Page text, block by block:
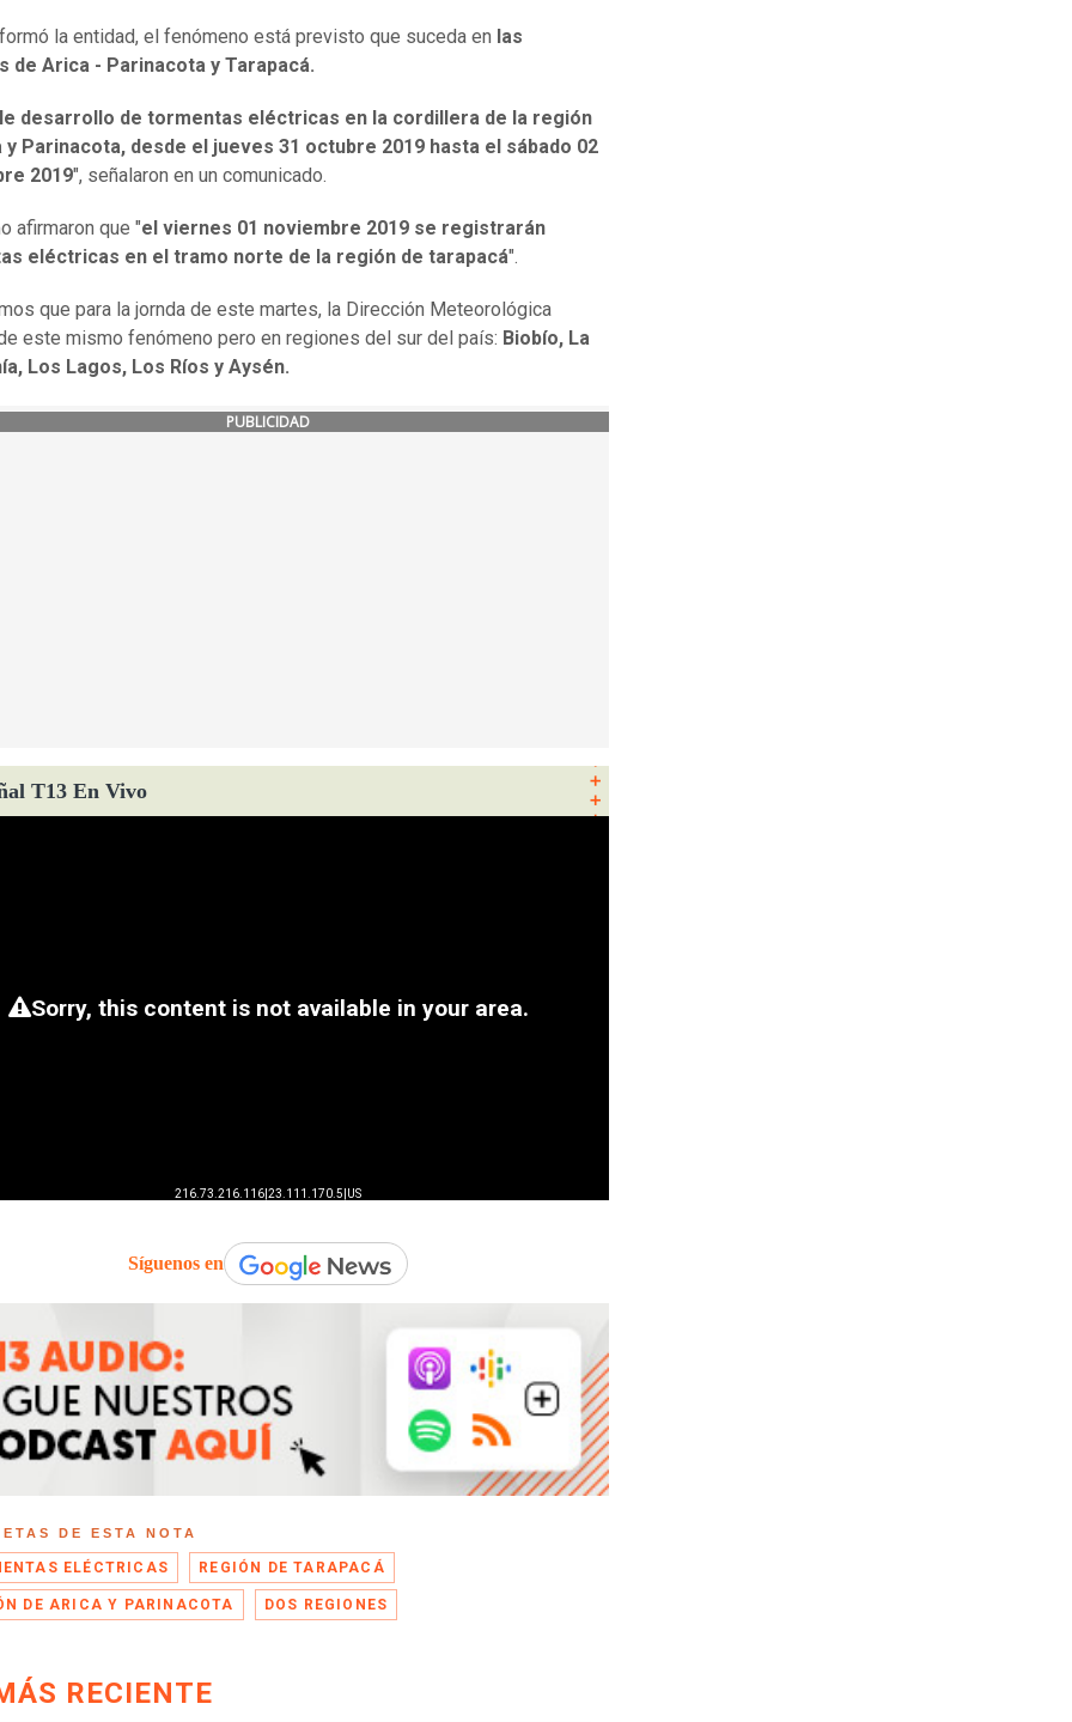
la entidad, el fenómeno está previsto que suceda en las
de Arica - Parinacota y Tarapacá.
desarrollo de tormentas eléctricas en la cordillera de la región
y Parinacota, desde el jueves 31 octubre 2019 hasta el sábado 02
2019", señalaron en un comunicado.
afirmaron que "el viernes 01 noviembre 2019 se registrarán
eléctricas en el tramo norte de la región de tarapacá".
que para la jornda de este martes, la Dirección Meteorológica
este mismo fenómeno pero en regiones del sur del país: Biobío, La
Los Lagos, Los Ríos y Aysén.
PUBLICIDAD
T13 En Vivo
Síguenos en
DE ESTA NOTA
ELÉCTRICAS REGIÓN DE TARAPACÁ
DE ARICA Y PARINACOTA DOS REGIONES
RECIENTE